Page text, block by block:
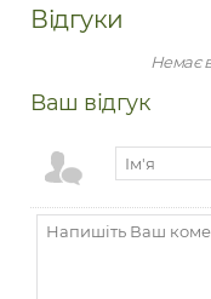
Відгуки
Немає
Ваш відгук